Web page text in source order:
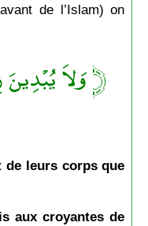
de l’Islam) on
﴿ وَلاَ يُبْدِينَ
de leurs corps que
aux croyantes de